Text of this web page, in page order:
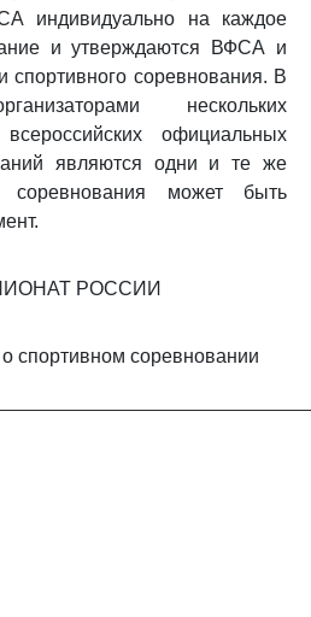
индивидуально на каждое
и утверждаются ВФСА и
спортивного соревнования. В
нескольких
официальных
являются одни и те же
может быть
РОССИИ
спортивном соревновании